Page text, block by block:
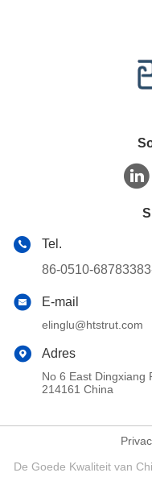
Tel.
86-0510-
E-mail
elinglu@htstrut.com
Adres
No 6 East Dingxiang
214161 China
De Goede Kwaliteit van